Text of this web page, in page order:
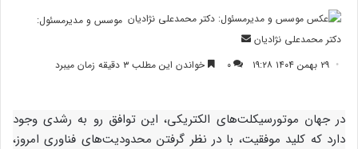
موسس و مدیرمسئول:
دکتر محمدعلی نژادیان
ارسال
ایمیل
۲۹ بهمن ۱۴۰۴ ۱۹:۲۸ ۰ خواندن این مطلب ۳ دقیقه زمان میبرد
در جهان موتورسیکلت‌های الکتریکی، این توافق رو به رشدی وجود
دارد که کلید موفقیت، با در نظر گرفتن محدودیت‌های فناوری امروز،